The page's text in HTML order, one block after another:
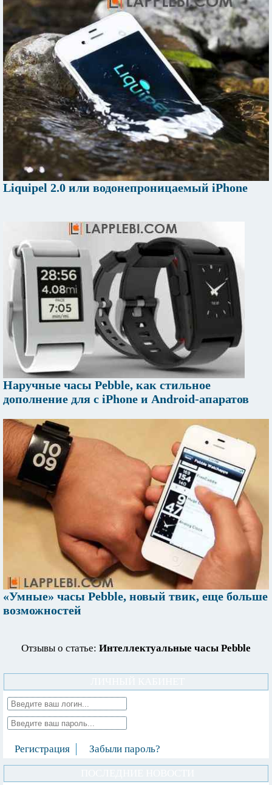
Liquipel 2.0 или водонепроницаемый iPhone
Наручные часы Pebble, как стильное
дополнение для с iPhone и Android-апаратов
«Умные» часы Pebble, новый твик, еще больше
возможностей
Отзывы о статье: Интеллектуальные часы Pebble
Регистрация Забыли пароль?